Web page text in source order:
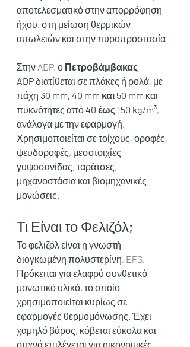
αποτελεσματικό στην απορρόφηση
ήχου, στη μείωση θερμικών
απωλειών και στην πυροπροστασία.
Στην ADP, ο Πετροβάμβακας
ADP διατίθεται σε πλάκες ή ρολά, με
πάχη 30 mm, 40 mm και 50 mm και
πυκνότητες από 40 έως 150 kg/m³,
ανάλογα με την εφαρμογή.
Χρησιμοποιείται σε τοίχους, οροφές,
ψευδοροφές, μεσοτοιχίες
γυψοσανίδας, ταράτσες,
μηχανοστάσια και βιομηχανικές
μονώσεις.
Τι Είναι το Φελιζόλ;
Το φελιζόλ είναι η γνωστή
διογκωμένη πολυστερίνη, EPS.
Πρόκειται για ελαφρύ συνθετικό
μονωτικό υλικό, το οποίο
χρησιμοποιείται κυρίως σε
εφαρμογές θερμομόνωσης. Έχει
χαμηλό βάρος, κόβεται εύκολα και
συχνά επιλέγεται για οικονομικές